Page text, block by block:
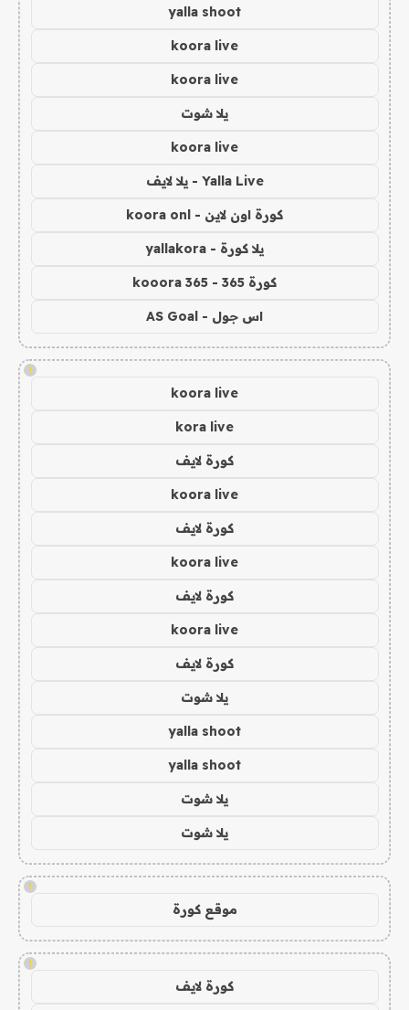
yalla shoot
koora live
koora live
يلا شوت
koora live
Yalla Live - يلا لايف
كورة اون لاين - koora onl
يلا كورة - yallakora
كورة 365 - kooora 365
اس جول - AS Goal
!
koora live
kora live
كورة لايف
koora live
كورة لايف
koora live
كورة لايف
koora live
كورة لايف
يلا شوت
yalla shoot
yalla shoot
يلا شوت
يلا شوت
!
موقع كورة
!
كورة لايف